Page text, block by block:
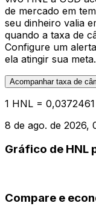
de mercado em
seu dinheiro valia
quando a taxa de
Configure um
ela atingir sua meta.
Acompanhar taxa de
1 HNL =
8 de ago. de 2026,
Gráfico de HNL
Compare e